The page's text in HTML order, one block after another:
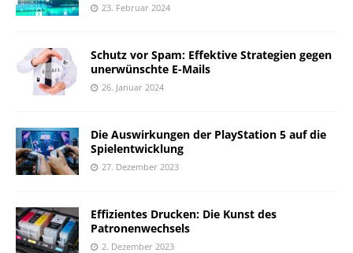
23. Februar 2024
Schutz vor Spam: Effektive Strategien gegen
unerwünschte E-Mails
26. Januar 2024
Die Auswirkungen der PlayStation 5 auf die
Spielentwicklung
27. Dezember 2023
Effizientes Drucken: Die Kunst des
Patronenwechsels
2. Dezember 2023